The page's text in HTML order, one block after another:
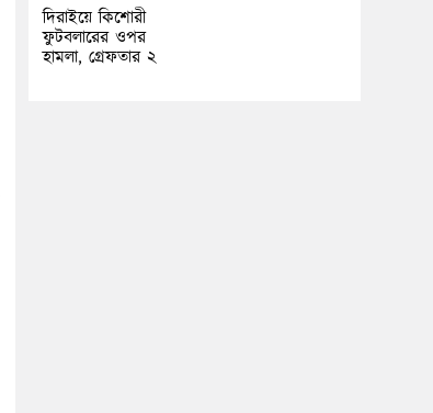
দিরাইয়ে কিশোরী
ফুটবলারের ওপর
হামলা, গ্রেফতার ২